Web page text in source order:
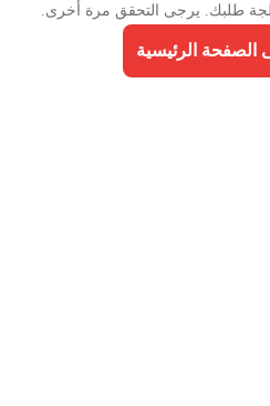
طلبك. يرجى التحقق مرة أخرى.
الصفحة الرئيسية